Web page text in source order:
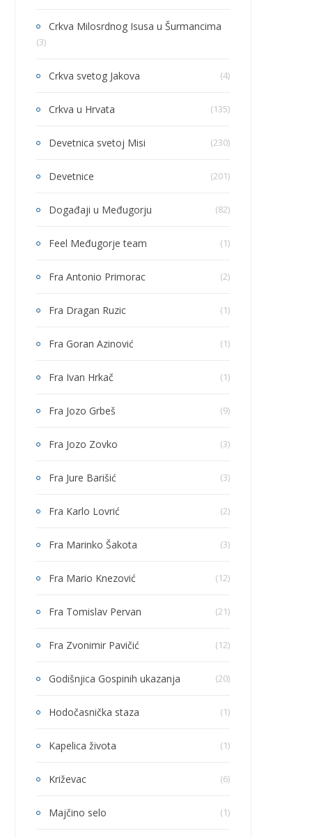
Crkva Milosrdnog Isusa u Šurmancima
(3)
Crkva svetog Jakova (4)
Crkva u Hrvata (135)
Devetnica svetoj Misi (230)
Devetnice (201)
Događaji u Međugorju (82)
Feel Međugorje team (1)
Fra Antonio Primorac (2)
Fra Dragan Ruzic (1)
Fra Goran Azinović (1)
Fra Ivan Hrkač (1)
Fra Jozo Grbeš (9)
Fra Jozo Zovko (3)
Fra Jure Barišić (3)
Fra Karlo Lovrić (2)
Fra Marinko Šakota (3)
Fra Mario Knezović (12)
Fra Tomislav Pervan (21)
Fra Zvonimir Pavičić (12)
Godišnjica Gospinih ukazanja (20)
Hodočasnička staza (1)
Kapelica života (1)
Križevac (6)
Majčino selo (1)